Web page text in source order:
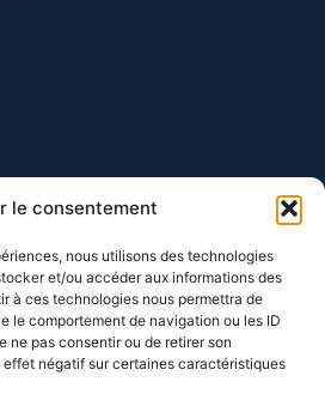
le consentement
nous utilisons des technologies
et/ou accéder aux informations des
à ces technologies nous permettra de
le comportement de navigation ou les ID
ne pas consentir ou de retirer son
négatif sur certaines caractéristiques